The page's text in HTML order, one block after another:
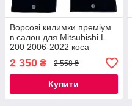
Ворсові килимки преміум
в салон для Mitsubishi L
200 2006-2022 коса
підлога Праве кермо /
Мітсубісі Л200 коса
підлога праве кермо
2 350 ₴ 2 558 ₴
Купити